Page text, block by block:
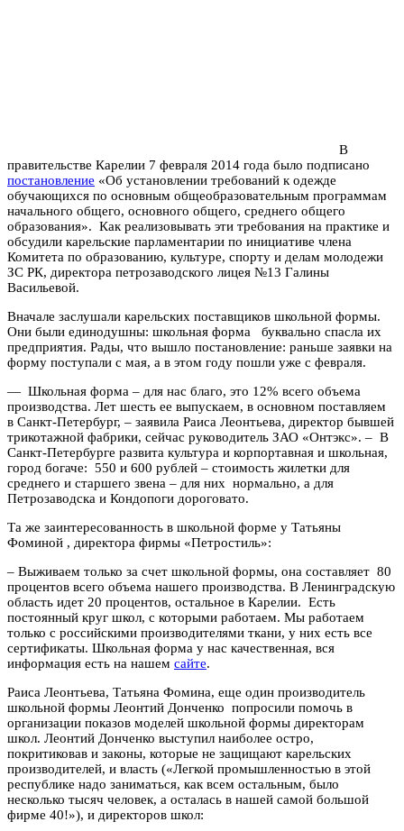
В
правительстве Карелии 7 февраля 2014 года было подписано
постановление «Об установлении требований к одежде
обучающихся по основным общеобразовательным программам
начального общего, основного общего, среднего общего
образования». Как реализовывать эти требования на практике и
обсудили карельские парламентарии по инициативе члена
Комитета по образованию, культуре, спорту и делам молодежи
ЗС РК, директора петрозаводского лицея №13 Галины
Васильевой.
Вначале заслушали карельских поставщиков школьной формы.
Они были единодушны: школьная форма буквально спасла их
предприятия. Рады, что вышло постановление: раньше заявки на
форму поступали с мая, а в этом году пошли уже с февраля.
— Школьная форма – для нас благо, это 12% всего объема
производства. Лет шесть ее выпускаем, в основном поставляем
в Санкт-Петербург, – заявила Раиса Леонтьева, директор бывшей
трикотажной фабрики, сейчас руководитель ЗАО «Онтэкс». – В
Санкт-Петербурге развита культура и корпортавная и школьная,
город богаче: 550 и 600 рублей – стоимость жилетки для
среднего и старшего звена – для них нормально, а для
Петрозаводска и Кондопоги дороговато.
Та же заинтересованность в школьной форме у Татьяны
Фоминой , директора фирмы «Петростиль»:
– Выживаем только за счет школьной формы, она составляет 80
процентов всего объема нашего производства. В Ленинградскую
область идет 20 процентов, остальное в Карелии. Есть
постоянный круг школ, с которыми работаем. Мы работаем
только с российскими производителями ткани, у них есть все
сертификаты. Школьная форма у нас качественная, вся
информация есть на нашем сайте.
Раиса Леонтьева, Татьяна Фомина, еще один производитель
школьной формы Леонтий Донченко попросили помочь в
организации показов моделей школьной формы директорам
школ. Леонтий Донченко выступил наиболее остро,
покритиковав и законы, которые не защищают карельских
производителей, и власть («Легкой промышленностью в этой
республике надо заниматься, как всем остальным, было
несколько тысяч человек, а осталась в нашей самой большой
фирме 40!»), и директоров школ: